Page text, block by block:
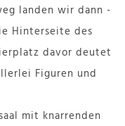
landen wir dann -
Hinterseite des
davor deutet
Figuren und
mit knarrenden